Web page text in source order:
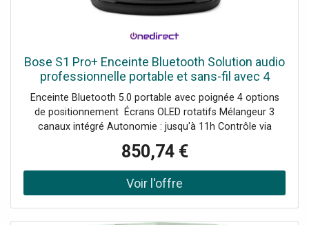
Bose S1 Pro+ Enceinte Bluetooth Solution audio
professionnelle portable et sans-fil avec 4
options de positionnement.
Enceinte Bluetooth 5.0 portable avec poignée 4 options
de positionnement Écrans OLED rotatifs Mélangeur 3
canaux intégré Autonomie : jusqu'à 11h Contrôle via
en option
850,74 €